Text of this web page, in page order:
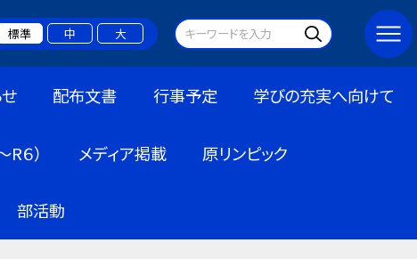
標準 中 大
配布文書 行事予定 学びの充実へ向けて
６） メディア掲載 原リンピック
部活動